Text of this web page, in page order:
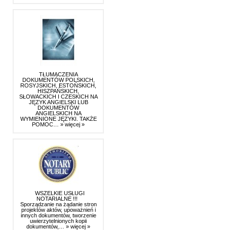
TŁUMACZENIA
DOKUMENTÓW POLSKICH,
ROSYJSKICH, ESTOŃSKICH,
HISZPAŃSKICH,
SŁOWACKICH I CZESKICH NA
JĘZYK ANGIELSKI LUB
DOKUMENTÓW
ANGIELSKICH NA
WYMIENIONE JĘZYKI. TAKŻE
POMOC… » więcej »
WSZELKIE USŁUGI
NOTARIALNE !!!
Sporządzanie na żądanie stron
projektów aktów, upoważnień i
innych dokumentów, tworzenie
uwierzytelnionych kopii
dokumentów,… » więcej »